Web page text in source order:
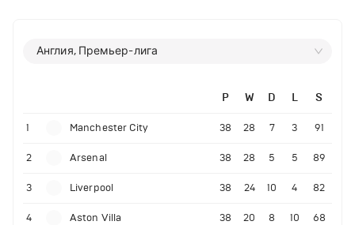
Англия, Премьер-лига
P W D L S
1 Manchester City 38 28 7 3 91
2 Arsenal 38 28 5 5 89
3 Liverpool 38 24 10 4 82
4 Aston Villa 38 20 8 10 68